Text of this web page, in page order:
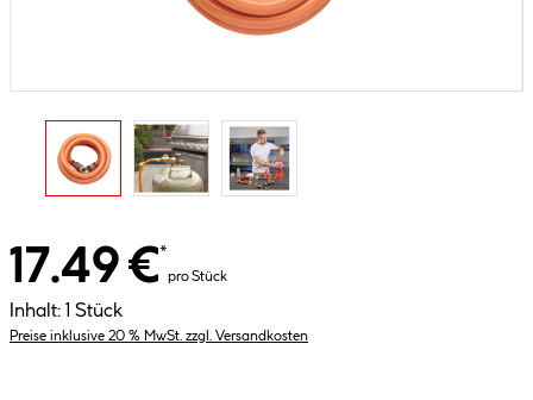
17.49 €*
pro Stück
Inhalt: 1 Stück
Preise inklusive 20 % MwSt. zzgl. Versandkosten